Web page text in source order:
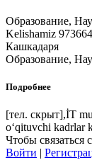
Образование,
Kelishamiz
Кашкадаря
Образование,
Подробнее
[тел. скрыт],İT
oʻqituvchi kadrlar
Чтобы связаться
Войти |